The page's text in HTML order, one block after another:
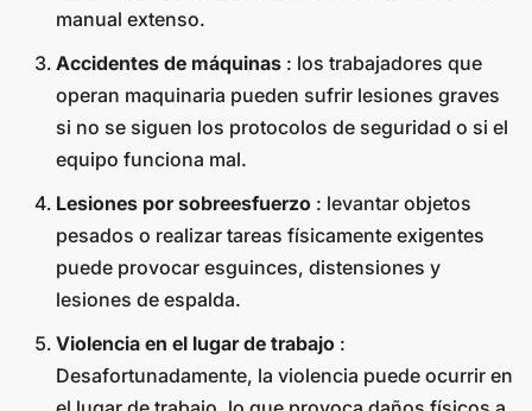
manual extenso.
Accidentes de máquinas : los trabajadores que
operan maquinaria pueden sufrir lesiones graves
si no se siguen los protocolos de seguridad o si el
equipo funciona mal.
Lesiones por sobreesfuerzo : levantar objetos
pesados o realizar tareas físicamente exigentes
puede provocar esguinces, distensiones y
lesiones de espalda.
Violencia en el lugar de trabajo :
Desafortunadamente, la violencia puede ocurrir en